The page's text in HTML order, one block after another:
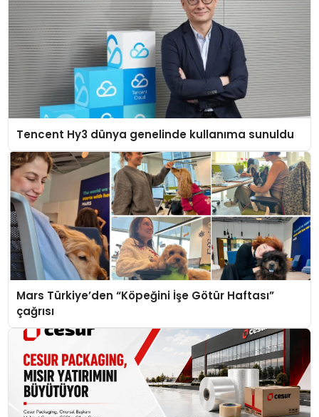
Tencent Hy3 dünya genelinde kullanıma sunuldu
Mars Türkiye’den “Köpeğini İşe Götür Haftası”
çağrısı